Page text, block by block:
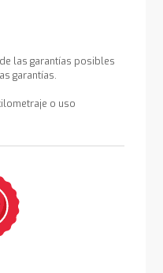
las garantías posibles
garantías.
o uso